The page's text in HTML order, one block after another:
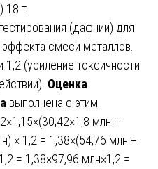
18 т.
(дафнии) для
смеси металлов.
(усиление токсичности
Оценка
выполнена с этим
млн +
× 1,2 = 1,38×(54,76 млн +
= 1,38×97,96 млн×1,2 =